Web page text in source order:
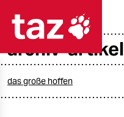
archiv-artikel
das große hoffen